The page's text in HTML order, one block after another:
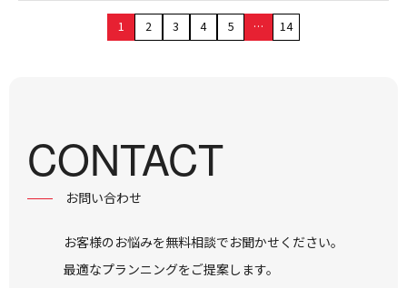
1 2 3 4 5 … 14
CONTACT
お問い合わせ
お客様のお悩みを無料相談でお聞かせください。
最適なプランニングをご提案します。